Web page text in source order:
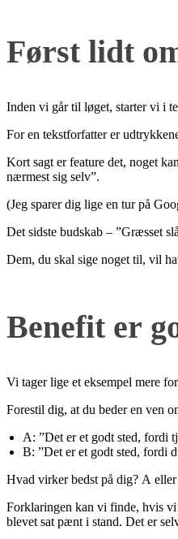
Først lidt
Inden vi går til løget, starter vi i
For en tekstforfatter er
Kort sagt er feature det, noget
nærmest sig selv”.
(Jeg sparer dig lige en tur på
Det sidste budskab – ”Græsset
Dem, du skal sige noget til, vil
Benefit er
Vi tager lige et eksempel mere
Forestil dig, at du beder en ven
A: ”Det er et godt sted, fordi
B: ”Det er et godt sted, fordi
Hvad virker bedst på dig? A
Forklaringen kan vi finde, hvis vi
blevet sat pænt i stand. Det er